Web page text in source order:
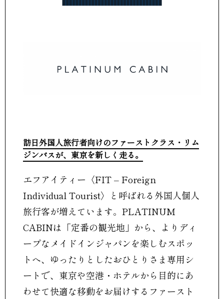
訪日外国人旅行者向けのファーストクラス・リム
ジンバスが、東京を新しく走る。
エフアイティー〈FIT – Foreign
Individual Tourist〉と呼ばれる外国人個人
旅行客が増えています。PLATINUM
CABINは「定番の観光地」から、よりディ
ープなメイドインジャパンを楽しむスポッ
トへ、ゆったりとしたおひとりさま専用シ
ートで、東京や空港・ホテルから目的にあ
わせて快適な移動をお届けするファースト